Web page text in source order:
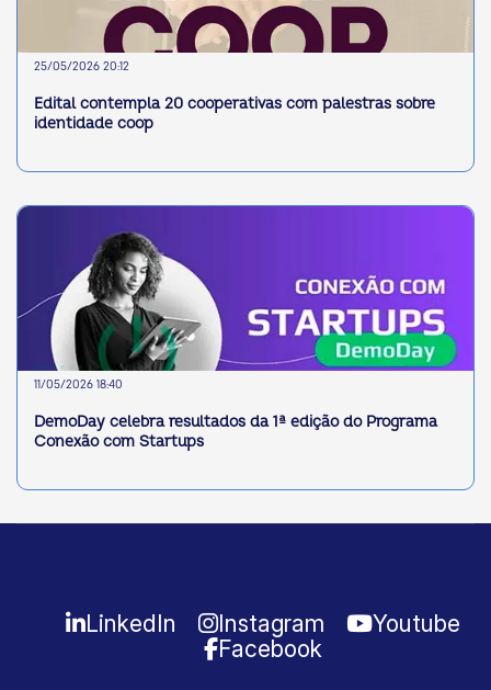
25/05/2026 20:12
Edital contempla 20 cooperativas com palestras sobre
identidade coop
11/05/2026 18:40
DemoDay celebra resultados da 1ª edição do Programa
Conexão com Startups
LinkedIn Instagram
Youtube
Facebook